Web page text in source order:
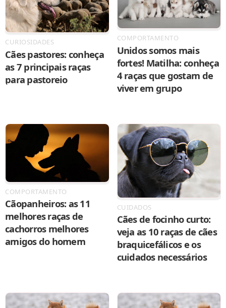
CURIOSIDADES
Cães pastores: conheça
as 7 principais raças
para pastoreio
COMPORTAMENTO
Unidos somos mais
fortes! Matilha: conheça
4 raças que gostam de
viver em grupo
COMPORTAMENTO
Cãopanheiros: as 11
melhores raças de
cachorros melhores
amigos do homem
CUIDADOS
Cães de focinho curto:
veja as 10 raças de cães
braquicefálicos e os
cuidados necessários